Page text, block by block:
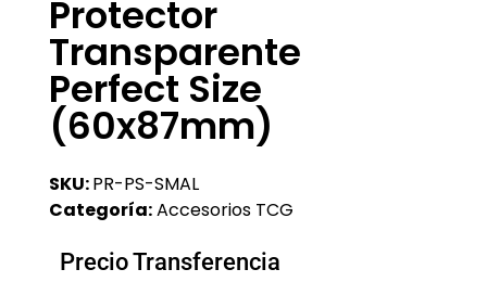
Protector
Transparente
Perfect Size
(60x87mm)
SKU:PR-PS-SMAL
Categoría:Accesorios TCG
Precio Transferencia